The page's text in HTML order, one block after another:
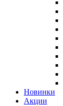
Новинки
Акции